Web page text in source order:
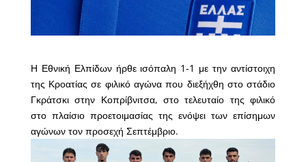
Η Εθνική Ελπίδων ήρθε ισόπαλη 1-1 με την αντίστοιχη
της Κροατίας σε φιλικό αγώνα που διεξήχθη στο στάδιο
Γκράτσκι στην Κοπρίβνιτσα, στο τελευταίο της φιλικό
στο πλαίσιο προετοιμασίας της ενόψει των επίσημων
αγώνων τον προσεχή Σεπτέμβριο.